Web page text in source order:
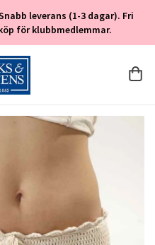
leverans (1-3 dagar). Fri
för klubbmedlemmar.